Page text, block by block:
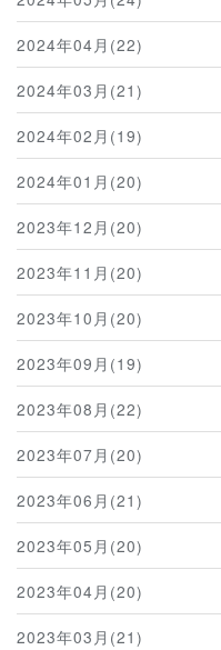
2024年04月(22)
2024年03月(21)
2024年02月(19)
2024年01月(20)
2023年12月(20)
2023年11月(20)
2023年10月(20)
2023年09月(19)
2023年08月(22)
2023年07月(20)
2023年06月(21)
2023年05月(20)
2023年04月(20)
2023年03月(21)